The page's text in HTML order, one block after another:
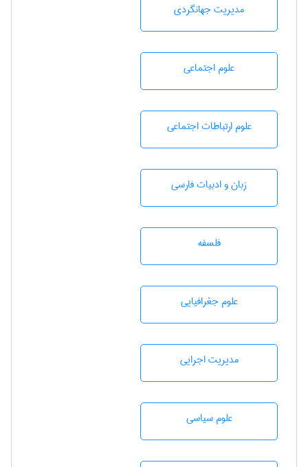
مديريت جهانگردی
علوم اجتماعی
علوم ارتباطات اجتماعی
زبان و ادبيات فارسی
فلسفه
علوم جغرافيايی
مديريت اجرايی
علوم سياسی